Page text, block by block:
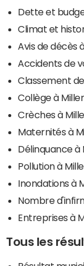
Dette et
Climat et
Avis de décès
Accidents de
Classement
Collège à
Crèches à
Maternités à
Délinquance à
Pollution à
Inondations à
Nombre
Entreprises à
Tous les